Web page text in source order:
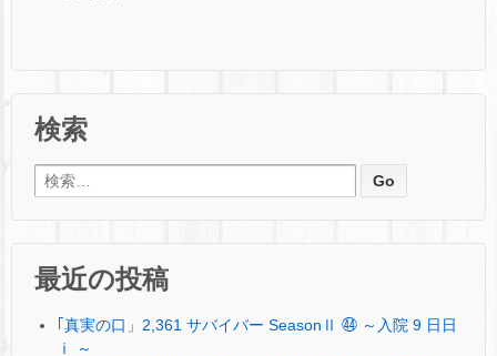
検索
検索:
最近の投稿
｢真実の口」2,361 サバイバー SeasonⅡ ㊹ ～入院 9 日日
ⅰ ～